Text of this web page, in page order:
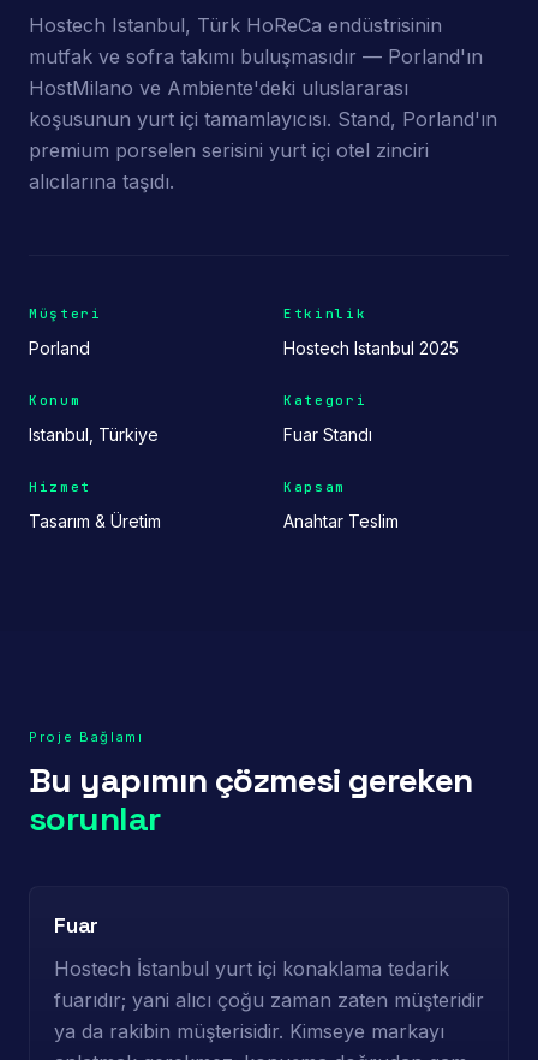
Hostech Istanbul, Türk HoReCa endüstrisinin
mutfak ve sofra takımı buluşmasıdır — Porland'ın
HostMilano ve Ambiente'deki uluslararası
koşusunun yurt içi tamamlayıcısı. Stand, Porland'ın
premium porselen serisini yurt içi otel zinciri
alıcılarına taşıdı.
Müşteri
Porland
Etkinlik
Hostech Istanbul 2025
Konum
Istanbul, Türkiye
Kategori
Fuar Standı
Hizmet
Tasarım & Üretim
Kapsam
Anahtar Teslim
Proje Bağlamı
Bu yapımın çözmesi gereken
sorunlar
Fuar
Hostech İstanbul yurt içi konaklama tedarik
fuarıdır; yani alıcı çoğu zaman zaten müşteridir
ya da rakibin müşterisidir. Kimseye markayı